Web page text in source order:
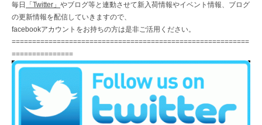
毎日 「Twitter」 やブログ等と連動させて新入荷情報やイベント情報、ブログ
の更新情報を配信していきますので、
facebookアカウントをお持ちの方は是非ご活用ください。
==========================================================
===============